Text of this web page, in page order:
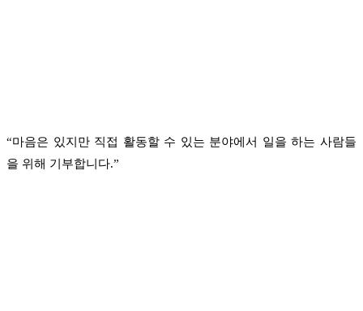
“마음은 있지만 직접 활동할 수 있는 분야에서 일을 하는 사람들
을 위해 기부합니다.”